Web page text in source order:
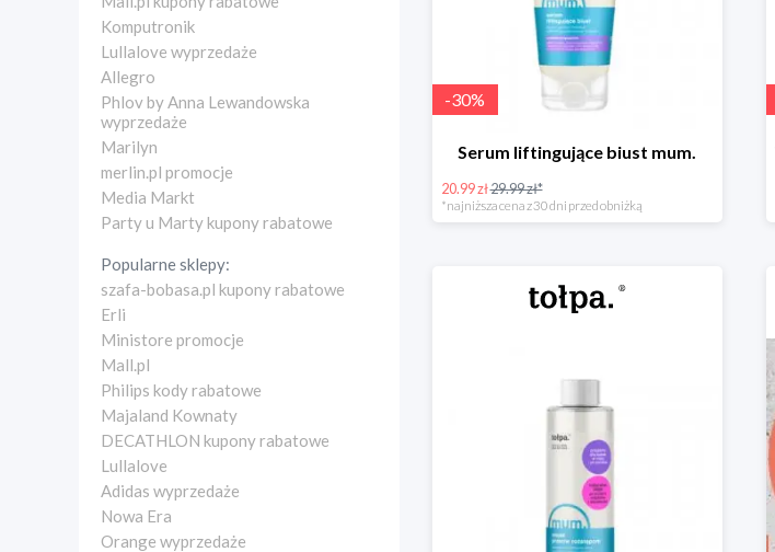
Komputronik
Lullalove wyprzedaże
Allegro
Phlov by Anna Lewandowska
wyprzedaże
Marilyn
merlin.pl promocje
Media Markt
Party u Marty kupony rabatowe
Popularne sklepy:
szafa-bobasa.pl kupony rabatowe
Erli
Ministore promocje
Mall.pl
Philips kody rabatowe
Majaland Kownaty
DECATHLON kupony rabatowe
Lullalove
Adidas wyprzedaże
Nowa Era
Orange wyprzedaże
-30%
Serum liftingujące biust mum.
20.99 zł29.99 zł*
*najniższa cena z 30 dni przed obniżką